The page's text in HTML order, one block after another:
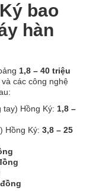
bao
hàn
1,8 – 40 triệu
và các công nghệ
tay) Hồng Ký: 1,8 –
Hồng Ký: 3,8 – 25